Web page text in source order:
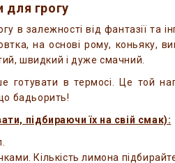
для грогу
в залежності від фантазії
на основі рому, коньяку,
швидкий і дуже смачний.
готувати в термосі. Це той
бадьорить!
підбираючи їх на свій смак):
Кількість лимона